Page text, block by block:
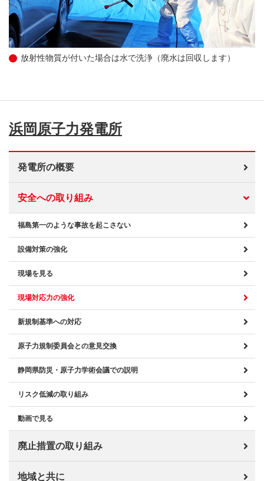
放射性物質が付いた場合は水で洗浄（廃水は回収します）
浜岡原子力発電所
発電所の概要
安全への取り組み
福島第一のような事故を起こさない
設備対策の強化
現場を見る
現場対応力の強化
新規制基準への対応
原子力規制委員会との意見交換
静岡県防災・原子力学術会議での説明
リスク低減の取り組み
動画で見る
廃止措置の取り組み
地域と共に